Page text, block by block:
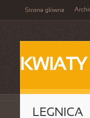
Strona główna
KWIATY
LEGNICA